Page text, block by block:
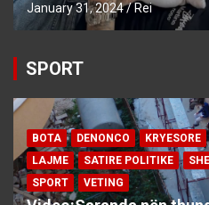
January 31, 2024 Rei
SPORT
BOTA DENONCO KRYESORE
LAJME
SATIRE POLITIKE
SPORT
VETING